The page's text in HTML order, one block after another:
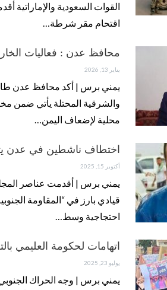
القوات السعودية والإماراتية
اقتحام مقر شرطة…
محافظ عدن : فعاليات
يناير 13, 2026
يمني برس | أكد محافظ عدن
والشرقية المحتلة يأتي ضمن
محلية لإضعاف اليمن…
اختطاف ناشطين في عدن
أكتوبر 15, 2025
يمني برس | أقدمت عناصر
قيادي بارز في “المقاومة
احتجاجية وسط…
اتهامات لحكومة العليمي
يوليو 23, 2025
يمني برس | وجه الحراك